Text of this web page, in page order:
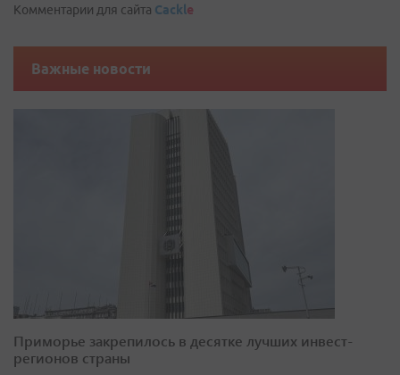
Комментарии для сайта Cackle
Важные новости
Приморье закрепилось в десятке лучших инвест-
регионов страны